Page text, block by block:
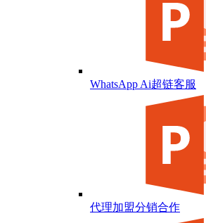
WhatsApp Ai超链客服
代理加盟分销合作